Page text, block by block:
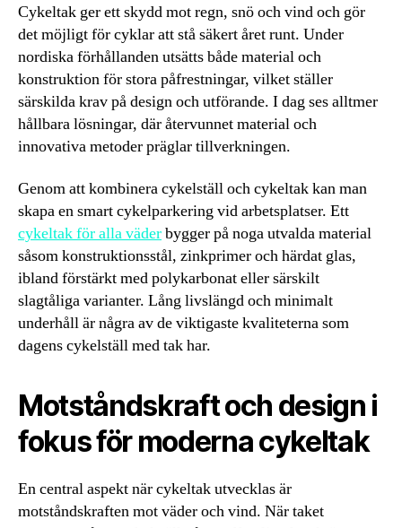
Cykeltak ger ett skydd mot regn, snö och vind och gör
det möjligt för cyklar att stå säkert året runt. Under
nordiska förhållanden utsätts både material och
konstruktion för stora påfrestningar, vilket ställer
särskilda krav på design och utförande. I dag ses alltmer
hållbara lösningar, där återvunnet material och
innovativa metoder präglar tillverkningen.
Genom att kombinera cykelställ och cykeltak kan man
skapa en smart cykelparkering vid arbetsplatser. Ett
cykeltak för alla väderbygger på noga utvalda material
såsom konstruktionsstål, zinkprimer och härdat glas,
ibland förstärkt med polykarbonat eller särskilt
slagtåliga varianter. Lång livslängd och minimalt
underhåll är några av de viktigaste kvaliteterna som
dagens cykelställ med tak har.
Motståndskraft och design i
fokus för moderna cykeltak
En central aspekt när cykeltak utvecklas är
motståndskraften mot väder och vind. När taket